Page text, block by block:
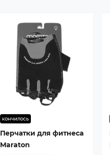
кончилось
Перчатки для фитнеса
Maraton